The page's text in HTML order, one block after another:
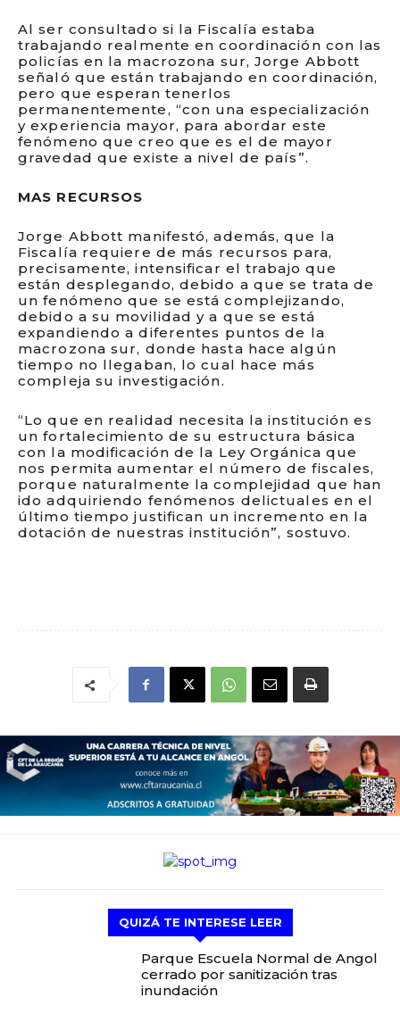
Al ser consultado si la Fiscalía estaba
trabajando realmente en coordinación con las
policías en la macrozona sur, Jorge Abbott
señaló que están trabajando en coordinación,
pero que esperan tenerlos
permanentemente, “con una especialización
y experiencia mayor, para abordar este
fenómeno que creo que es el de mayor
gravedad que existe a nivel de país”.
MAS RECURSOS
Jorge Abbott manifestó, además, que la
Fiscalía requiere de más recursos para,
precisamente, intensificar el trabajo que
están desplegando, debido a que se trata de
un fenómeno que se está complejizando,
debido a su movilidad y a que se está
expandiendo a diferentes puntos de la
macrozona sur, donde hasta hace algún
tiempo no llegaban, lo cual hace más
compleja su investigación.
“Lo que en realidad necesita la institución es
un fortalecimiento de su estructura básica
con la modificación de la Ley Orgánica que
nos permita aumentar el número de fiscales,
porque naturalmente la complejidad que han
ido adquiriendo fenómenos delictuales en el
último tiempo justifican un incremento en la
dotación de nuestras institución”, sostuvo.
QUIZÁ TE INTERESE LEER
Parque Escuela Normal de Angol
cerrado por sanitización tras
inundación